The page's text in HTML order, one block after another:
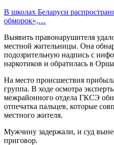
В школах Беларуси
обморок»,…
Выявить правонарушителя
местной жительницы. Она
подозрительную надпись с
наркотиков и обратилась в
На место происшествия
группа. В ходе осмотра
межрайонного отдела ГКСЭ
отпечатка пальцев, которые
местного жителя.
Мужчину задержали, и суд
приговор.